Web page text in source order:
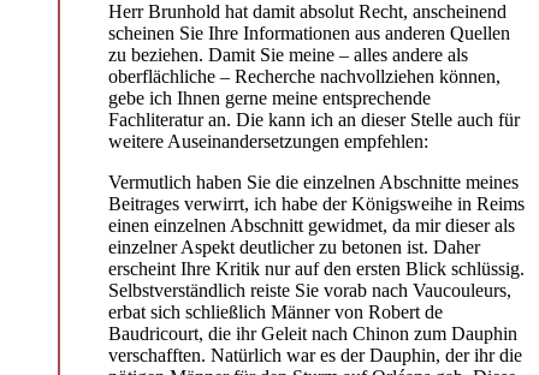
Herr Brunhold hat damit absolut Recht, anscheinend
scheinen Sie Ihre Informationen aus anderen Quellen
zu beziehen. Damit Sie meine – alles andere als
oberflächliche – Recherche nachvollziehen können,
gebe ich Ihnen gerne meine entsprechende
Fachliteratur an. Die kann ich an dieser Stelle auch für
weitere Auseinandersetzungen empfehlen:
Vermutlich haben Sie die einzelnen Abschnitte meines
Beitrages verwirrt, ich habe der Königsweihe in Reims
einen einzelnen Abschnitt gewidmet, da mir dieser als
einzelner Aspekt deutlicher zu betonen ist. Daher
erscheint Ihre Kritik nur auf den ersten Blick schlüssig.
Selbstverständlich reiste Sie vorab nach Vaucouleurs,
erbat sich schließlich Männer von Robert de
Baudricourt, die ihr Geleit nach Chinon zum Dauphin
verschafften. Natürlich war es der Dauphin, der ihr die